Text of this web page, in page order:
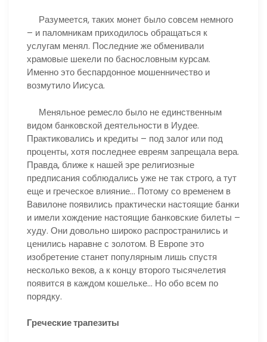
Разумеется, таких монет было совсем немного
– и паломникам приходилось обращаться к
услугам менял. Последние же обменивали
храмовые шекели по баснословным курсам.
Именно это беспардонное мошенничество и
возмутило Иисуса.
Меняльное ремесло было не единственным
видом банковской деятельности в Иудее.
Практиковались и кредиты – под залог или под
проценты, хотя последнее евреям запрещала вера.
Правда, ближе к нашей эре религиозные
предписания соблюдались уже не так строго, а тут
еще и греческое влияние… Потому со временем в
Вавилоне появились практически настоящие банки
и имели хождение настоящие банковские билеты –
худу. Они довольно широко распространились и
ценились наравне с золотом. В Европе это
изобретение станет популярным лишь спустя
несколько веков, а к концу второго тысячелетия
появится в каждом кошельке… Но обо всем по
порядку.
Греческие трапезиты